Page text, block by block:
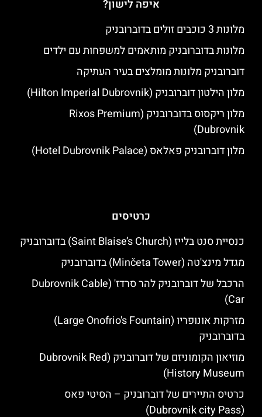
איפה לישון?
מלונות 3 כוכבים זולים בדוברובניק
מלונות בדוברובניק מותאמים למשפחות עם ילדים
דוברובניק מלונות מומלצים בעיר העתיקה
מלון הילטון דוברובניק (Hilton Imperial Dubrovnik)
מלון ריקסוס בדוברובניק (Rixos Premium
Dubrovnik)
מלון דוברובניק פאלאס (Hotel Dubrovnik Palace)
כרטיסים
כנסיית סנט בלייז (Saint Blaise’s Church) בדוברובניק
מגדל מינצ'טה (Minčeta Tower) בדוברובניק
הרכבל של דוברובניק להר סרדז' (Dubrovnik Cable
Car)
מזרקות אונופריו (Large Onofrio's Fountain)
בדוברובניק
מוזיאון הקומוניזם של דוברובניק (Dubrovnik Red
History Museum)
כרטיס התיירים של דוברובניק – הסיטי פאס
(Dubrovnik city Pass)